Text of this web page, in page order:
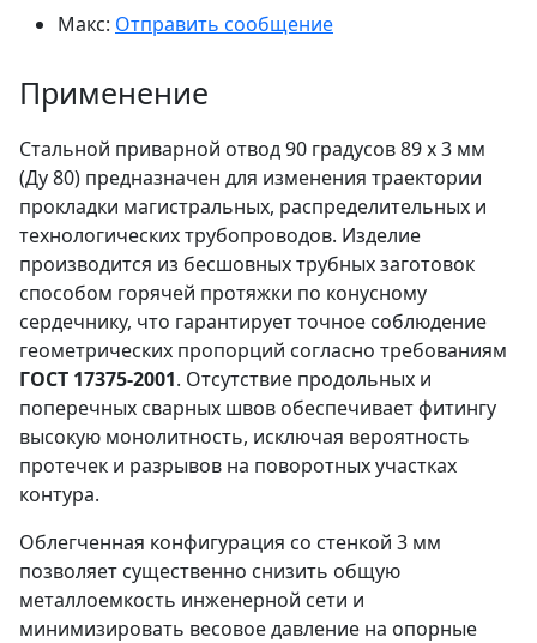
Макс: Отправить сообщение
Применение
Стальной приварной отвод 90 градусов 89 х 3 мм
(Ду 80) предназначен для изменения траектории
прокладки магистральных, распределительных и
технологических трубопроводов. Изделие
производится из бесшовных трубных заготовок
способом горячей протяжки по конусному
сердечнику, что гарантирует точное соблюдение
геометрических пропорций согласно требованиям
ГОСТ 17375-2001. Отсутствие продольных и
поперечных сварных швов обеспечивает фитингу
высокую монолитность, исключая вероятность
протечек и разрывов на поворотных участках
контура.
Облегченная конфигурация со стенкой 3 мм
позволяет существенно снизить общую
металлоемкость инженерной сети и
минимизировать весовое давление на опорные